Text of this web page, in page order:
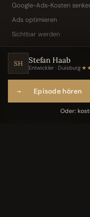
Google-Ads-Kosten
Ads optimieren
Sichtbar werden
Digitale Visitenkarte
KI-Assistent (Toni · Jarvis)
Webseite per Sprache
SH Stefan Haab
Entwickler · Duisburg·
→ Episode hören
Oder: